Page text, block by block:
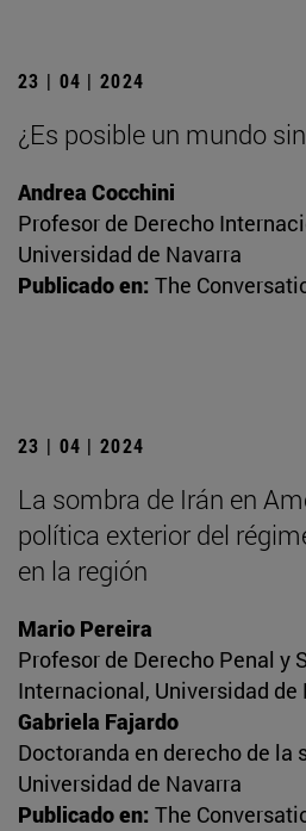
23 | 04 | 2024
¿Es posible un mundo
Andrea Cocchini
Profesor de Derecho
Universidad de Navarra
Publicado en: The
23 | 04 | 2024
La sombra de Irán en
política exterior del
en la región
Mario Pereira
Profesor de Derecho Penal y
Internacional, Universidad de
Gabriela Fajardo
Doctoranda en derecho de la
Universidad de Navarra
Publicado en: The